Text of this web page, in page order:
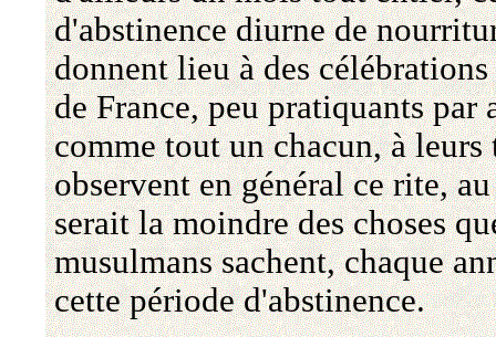
d'abstinence diurne de
donnent lieu à des
de France, peu pratiquants par
comme tout un chacun, à
observent en général ce rite,
serait la moindre des choses
musulmans sachent, chaque
cette période d'abstinence.